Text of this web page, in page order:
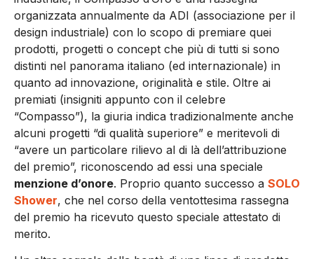
organizzata annualmente da ADI (associazione per il
design industriale) con lo scopo di premiare quei
prodotti, progetti o concept che più di tutti si sono
distinti nel panorama italiano (ed internazionale) in
quanto ad innovazione, originalità e stile. Oltre ai
premiati (insigniti appunto con il celebre
“Compasso”), la giuria indica tradizionalmente anche
alcuni progetti “di qualità superiore” e meritevoli di
“avere un particolare rilievo al di là dell’attribuzione
del premio”, riconoscendo ad essi una speciale
menzione d’onore. Proprio quanto successo a SOLO
Shower, che nel corso della ventottesima rassegna
del premio ha ricevuto questo speciale attestato di
merito.